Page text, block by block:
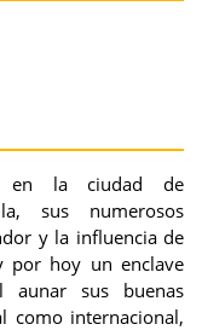
en la ciudad de
sus numerosos
y la influencia de
por hoy un enclave
aunar sus buenas
como internacional,